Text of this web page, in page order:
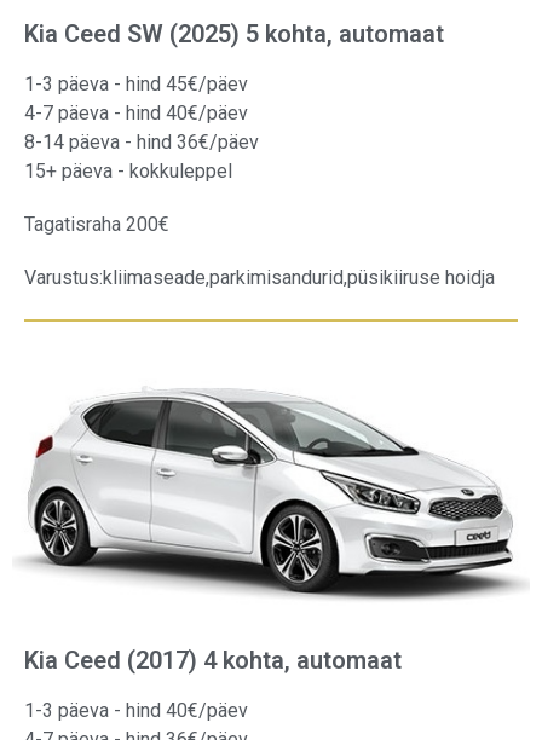
Kia Ceed SW (2025) 5 kohta, automaat
1-3 päeva - hind 45€/päev
4-7 päeva - hind 40€/päev
8-14 päeva - hind 36€/päev
15+ päeva - kokkuleppel
Tagatisraha 200€
Varustus:kliimaseade,parkimisandurid,püsikiiruse hoidja
Kia Ceed (2017) 4 kohta, automaat
1-3 päeva - hind 40€/päev